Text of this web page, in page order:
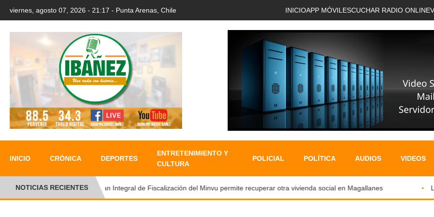
viernes, agosto 07, 2026 - 21:17 - Punta Arenas, Chile INICIOAPP MÓVIL ESCUCHAR RADIO ONLINE
INICIO CRÓNICA DEPORTES
ENTRETENIMIENTO Y
CULTURA
POLICIAL POLÍTICA AUDIOS VIDEOS
NOTICIAS RECIENTESPlan Integral de Fiscalización del Minvu permite recuperar otra vivienda social en Magallanes